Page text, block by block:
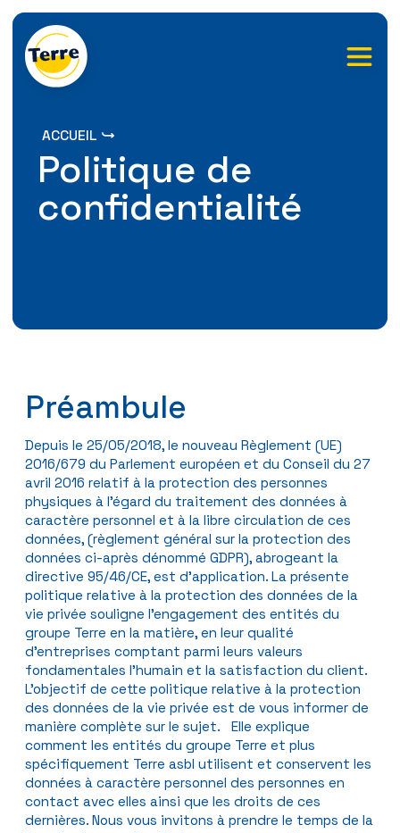
Skip
content
ACCUEIL
Politique de
confidentialité
Préambule
Depuis le 25/05/2018, le nouveau Règlement (UE)
2016/679 du Parlement européen et du Conseil du 27
avril 2016 relatif à la protection des personnes
physiques à l’égard du traitement des données à
caractère personnel et à la libre circulation de ces
données, (règlement général sur la protection des
données ci-après dénommé GDPR), abrogeant la
directive 95/46/CE, est d’application. La présente
politique relative à la protection des données de la
vie privée souligne l’engagement des entités du
groupe Terre en la matière, en leur qualité
d’entreprises comptant parmi leurs valeurs
fondamentales l’humain et la satisfaction du client.
L’objectif de cette politique relative à la protection
des données de la vie privée est de vous informer de
manière complète sur le sujet. Elle explique
comment les entités du groupe Terre et plus
spécifiquement Terre asbl utilisent et conservent les
données à caractère personnel des personnes en
contact avec elles ainsi que les droits de ces
dernières. Nous vous invitons à prendre le temps de la